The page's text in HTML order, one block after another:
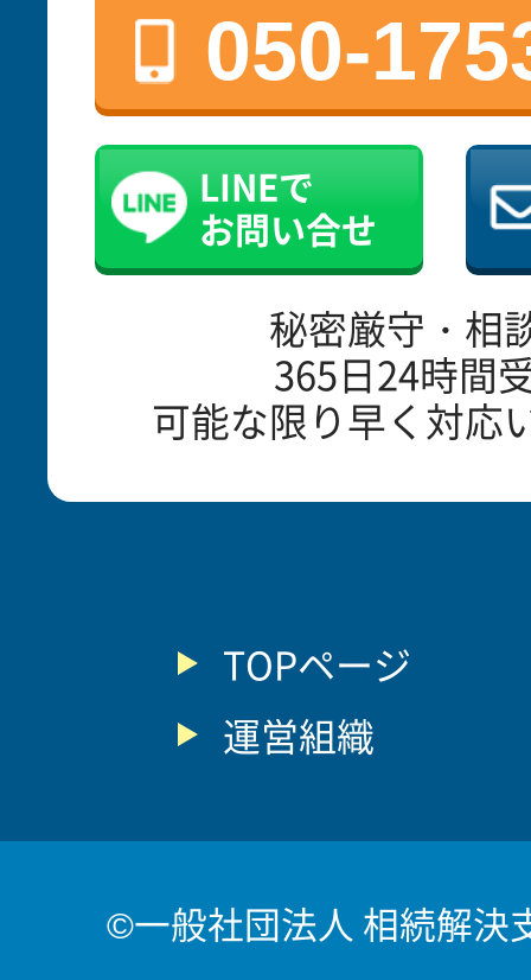
050-
LINEで
お問い合せ
秘密厳守・相
365日24時間
可能な限り早く対応
TOPページ
運営組織
©一般社団法人 相続解決